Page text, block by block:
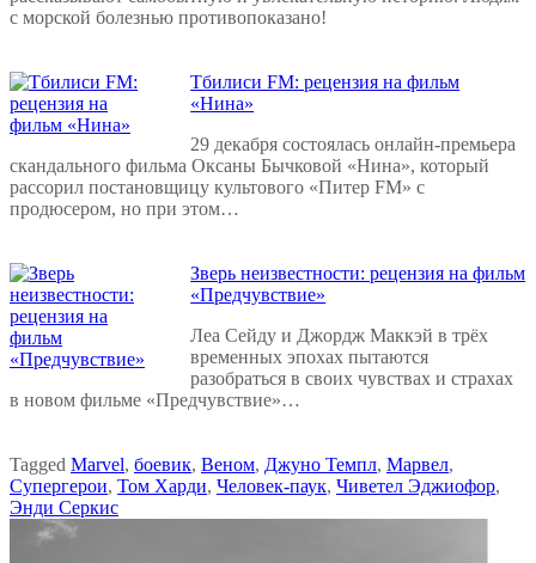
с морской болезнью противопоказано!
Тбилиси FM: рецензия на фильм
«Нина»
29 декабря состоялась онлайн-премьера
скандального фильма Оксаны Бычковой «Нина», который
рассорил постановщицу культового «Питер FM» с
продюсером, но при этом…
Зверь неизвестности: рецензия на фильм
«Предчувствие»
Леа Сейду и Джордж Маккэй в трёх
временных эпохах пытаются
разобраться в своих чувствах и страхах
в новом фильме «Предчувствие»…
Tagged Marvel, боевик, Веном, Джуно Темпл, Марвел,
Супергерои, Том Харди, Человек-паук, Чиветел Эджиофор,
Энди Серкис